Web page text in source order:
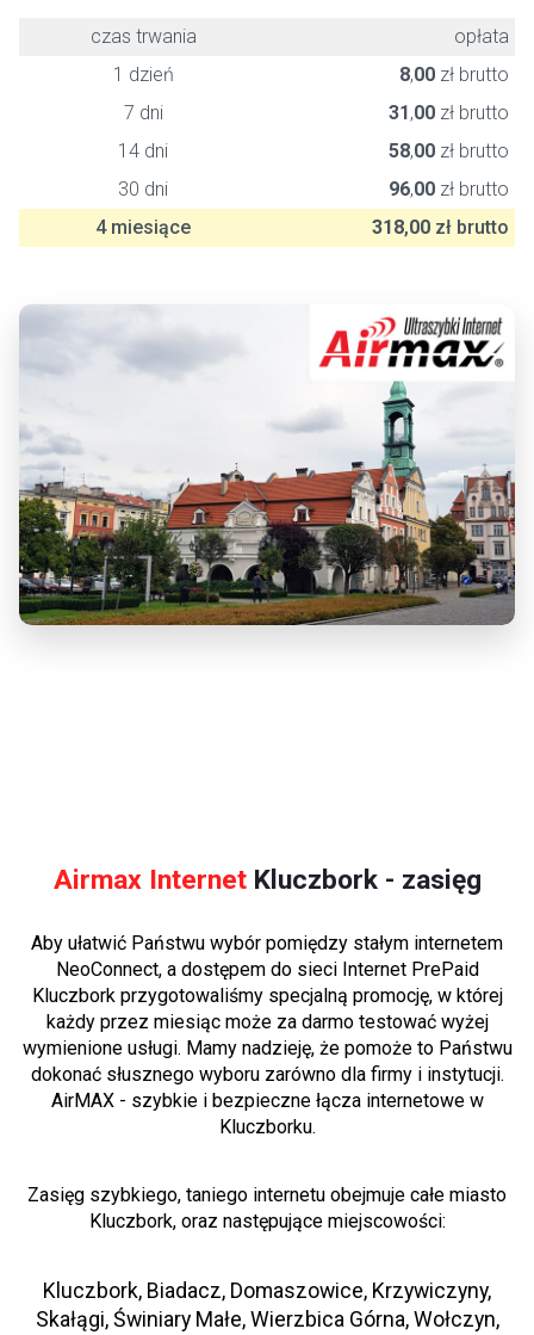
czas trwania
opłata
1 dzień
8,00 zł brutto
7 dni
31,00 zł brutto
14 dni
58,00 zł brutto
30 dni
96,00 zł brutto
4 miesiące
318,00 zł brutto
Airmax InternetKluczbork - zasięg
Aby ułatwić Państwu wybór pomiędzy stałym internetem
NeoConnect, a dostępem do sieci Internet PrePaid
Kluczbork przygotowaliśmy specjalną promocję, w której
każdy przez miesiąc może za darmo testować wyżej
wymienione usługi. Mamy nadzieję, że pomoże to Państwu
dokonać słusznego wyboru zarówno dla firmy i instytucji.
AirMAX - szybkie i bezpieczne łącza internetowe w
Kluczborku.
Zasięg szybkiego, taniego internetu obejmuje całe miasto
Kluczbork, oraz następujące miejscowości:
Kluczbork, Biadacz, Domaszowice, Krzywiczyny,
Skałągi, Świniary Małe, Wierzbica Górna, Wołczyn,